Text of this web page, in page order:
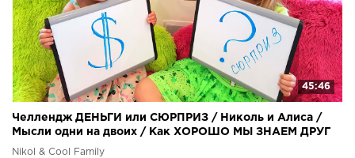
45:46
Челлендж ДЕНЬГИ или СЮРПРИЗ / Николь и Алиса /
Мысли одни на двоих / Как ХОРОШО МЫ ЗНАЕМ ДРУГ
ДРУГА
Nikol & Cool Family